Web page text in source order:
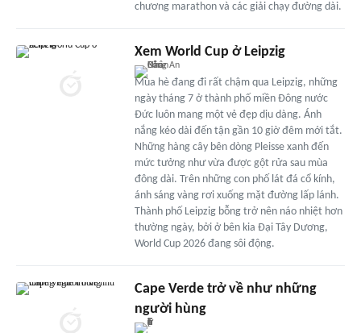
chương marathon và các giải chạy đường dài.
Xem World Cup ở Leipzig
Mùa hè đang đi rất chậm qua Leipzig, những
ngày tháng 7 ở thành phố miền Đông nước
Đức luôn mang một vẻ đẹp dịu dàng. Ánh
nắng kéo dài đến tận gần 10 giờ đêm mới tắt.
Những hàng cây bên dòng Pleisse xanh đến
mức tưởng như vừa được gột rửa sau mùa
đông dài. Trên những con phố lát đá cổ kính,
ánh sáng vàng rơi xuống mặt đường lấp lánh.
Thành phố Leipzig bỗng trở nên náo nhiệt hơn
thường ngày, bởi ở bên kia Đại Tây Dương,
World Cup 2026 đang sôi động.
Cape Verde trở về như những
người hùng